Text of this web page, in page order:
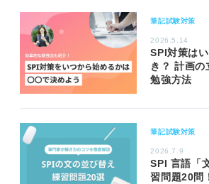
筆記試験対策
2026.5.14
SPI対策は
き？ 計画の
勉強方法
筆記試験対策
2026.7.9
SPI 言語「
習問題20問